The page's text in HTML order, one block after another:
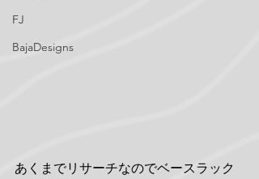
FJ
BajaDesigns
あくまでリサーチなのでベースラック